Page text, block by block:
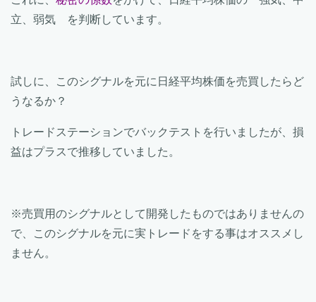
立、弱気 を判断しています。
試しに、このシグナルを元に日経平均株価を売買したらど
うなるか？
トレードステーションでバックテストを行いましたが、損
益はプラスで推移していました。
※売買用のシグナルとして開発したものではありませんの
で、このシグナルを元に実トレードをする事はオススメし
ません。